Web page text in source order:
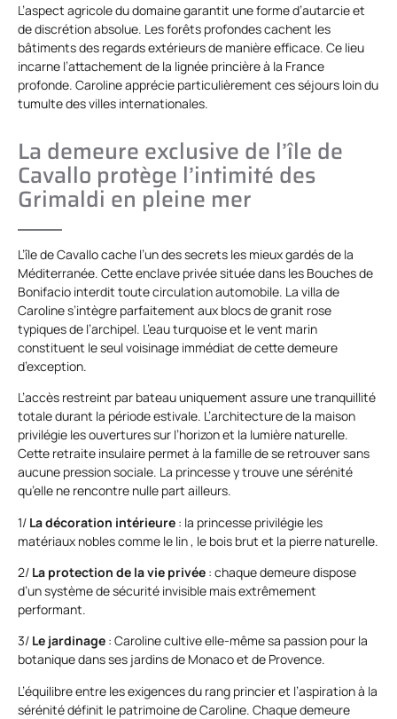
L’aspect agricole du domaine garantit une forme d’autarcie et
de discrétion absolue. Les forêts profondes cachent les
bâtiments des regards extérieurs de manière efficace. Ce lieu
incarne l’attachement de la lignée princière à la France
profonde. Caroline apprécie particulièrement ces séjours loin du
tumulte des villes internationales.
La demeure exclusive de l’île de
Cavallo protège l’intimité des
Grimaldi en pleine mer
L’île de Cavallo cache l’un des secrets les mieux gardés de la
Méditerranée. Cette enclave privée située dans les Bouches de
Bonifacio interdit toute circulation automobile. La villa de
Caroline s’intègre parfaitement aux blocs de granit rose
typiques de l’archipel. L’eau turquoise et le vent marin
constituent le seul voisinage immédiat de cette demeure
d’exception.
L’accès restreint par bateau uniquement assure une tranquillité
totale durant la période estivale. L’architecture de la maison
privilégie les ouvertures sur l’horizon et la lumière naturelle.
Cette retraite insulaire permet à la famille de se retrouver sans
aucune pression sociale. La princesse y trouve une sérénité
qu’elle ne rencontre nulle part ailleurs.
1/ La décoration intérieure : la princesse privilégie les
matériaux nobles comme le lin , le bois brut et la pierre naturelle.
2/ La protection de la vie privée : chaque demeure dispose
d’un système de sécurité invisible mais extrêmement
performant.
3/ Le jardinage : Caroline cultive elle-même sa passion pour la
botanique dans ses jardins de Monaco et de Provence.
L’équilibre entre les exigences du rang princier et l’aspiration à la
sérénité définit le patrimoine de Caroline. Chaque demeure